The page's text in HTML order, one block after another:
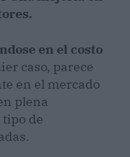
en el costo
caso, parece
en el mercado
plena
de